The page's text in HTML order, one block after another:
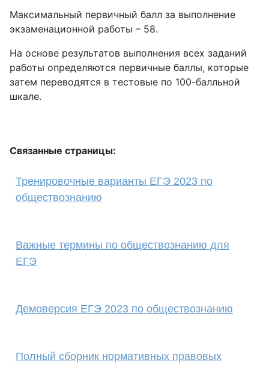
Максимальный первичный балл за выполнение
экзаменационной работы – 58.
На основе результатов выполнения всех заданий
работы определяются первичные баллы, которые
затем переводятся в тестовые по 100-балльной
шкале.
Связанные страницы:
Тренировочные варианты ЕГЭ 2023 по
обществознанию
Важные термины по обществознанию для
ЕГЭ
Демоверсия ЕГЭ 2023 по обществознанию
Полный сборник нормативных правовых